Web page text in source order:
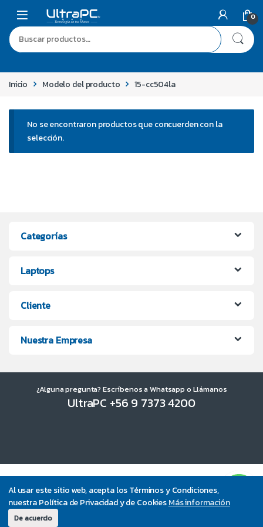
Al usar este sitio web, acepta los Términos y Condiciones,
nuestra Política de Privacidad y de CookiesMás información
De acuerdo
0
Inicio Modelo del producto 15-cc504la
No se encontraron productos que concuerden con la
selección.
Categorías
Laptops
Cliente
Nuestra Empresa
¿Alguna pregunta? Escríbenos a Whatsapp o Llámanos
UltraPC +56 9 7373 4200